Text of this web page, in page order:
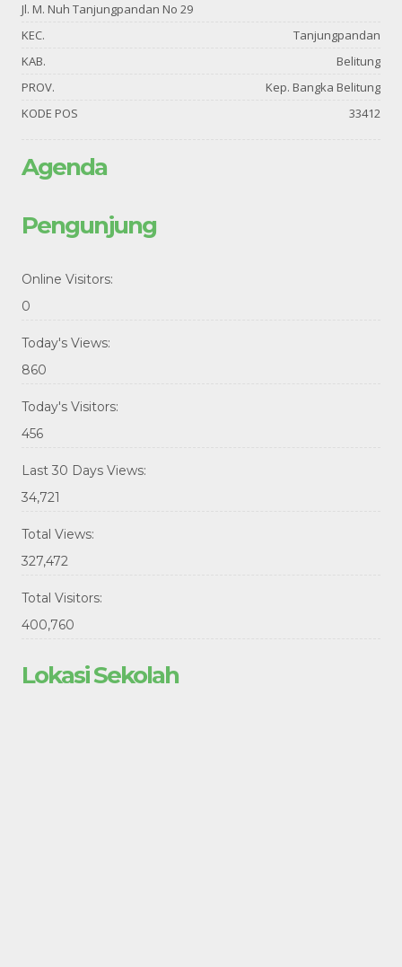
Jl. M. Nuh Tanjungpandan No 29
KEC.
Tanjungpandan
KAB.
Belitung
PROV.
Kep. Bangka Belitung
KODE POS
33412
Agenda
Pengunjung
Online Visitors:
0
Today's Views:
860
Today's Visitors:
456
Last 30 Days Views:
34,721
Total Views:
327,472
Total Visitors:
400,760
Lokasi Sekolah